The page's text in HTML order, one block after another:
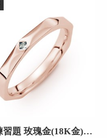
愛的練習題 玫瑰金(18K金)女款結婚對戒